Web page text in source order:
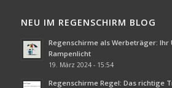
NEU IM REGENSCHIRM BLOG
Regenschirme als Werbeträger: Ihr
Rampenlicht
19. März 2024 - 15:54
Regenschirme Regel: Das richtige